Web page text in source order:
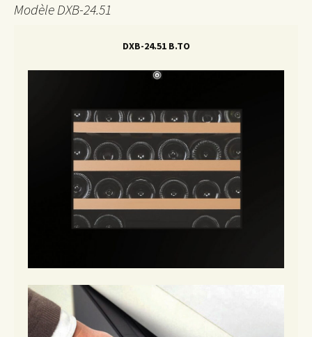
Modèle DXB-24.51
DXB-24.51 B.TO